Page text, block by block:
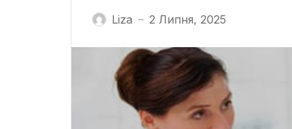
Liza — 2 Липня, 2025